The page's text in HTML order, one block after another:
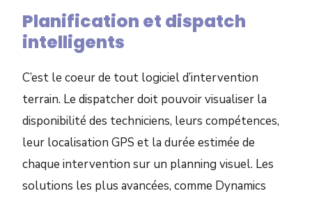
Planification et dispatch
intelligents
C’est le coeur de tout logiciel d’intervention
terrain. Le dispatcher doit pouvoir visualiser la
disponibilité des techniciens, leurs compétences,
leur localisation GPS et la durée estimée de
chaque intervention sur un planning visuel. Les
solutions les plus avancées, comme Dynamics